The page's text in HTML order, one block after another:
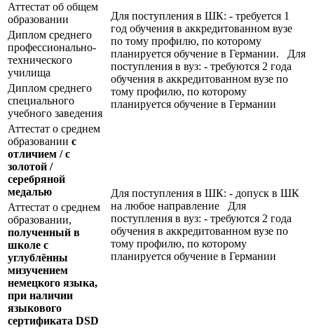
Аттестат об общем
образовании
Для поступления в ШК: - требуется 1
год обучения в аккредитованном вузе
по тому профилю, по которому
планируется обучение в Германии. Для
поступления в вуз: - требуются 2 года
обучения в аккредитованном вузе по
тому профилю, по которому
планируется обучение в Германии
Диплом среднего
профессионально-
технического
училища
Диплом среднего
специального
учебного заведения
Аттестат о среднем
образовании с
отличием / с
золотой /
серебряной
медалью
Для поступления в ШК: - допуск в ШК
на любое направление Для
поступления в вуз: - требуются 2 года
обучения в аккредитованном вузе по
тому профилю, по которому
планируется обучение в Германии
Аттестат о среднем
образовании,
полученный в
школе с
углублённы
мизучением
немецкого языка,
при наличии
языкового
сертификата DSD